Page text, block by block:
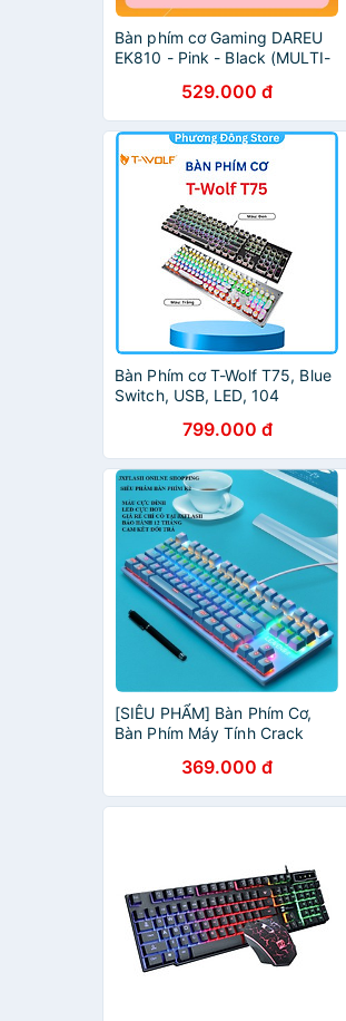
Bàn phím cơ Gaming DAREU
EK810 - Pink - Black (MULTI-
529.000 đ
Bàn Phím cơ T-Wolf T75, Blue
Switch, USB, LED, 104
799.000 đ
[SIÊU PHẨM] Bàn Phím Cơ,
Bàn Phím Máy Tính Crack
Khác Nhau, Chơi Game Cực
Đã, Màu Đỉnh [Có BH]
369.000 đ